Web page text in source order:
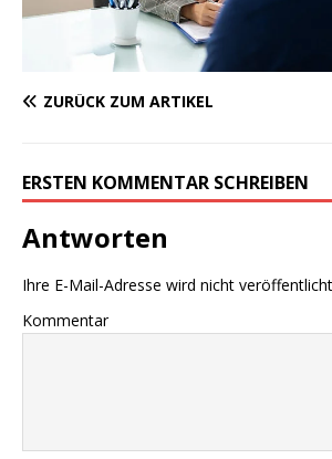
ZURÜCK ZUM ARTIKEL
ERSTEN KOMMENTAR SCHREIBEN
Antworten
Ihre E-Mail-Adresse wird nicht
Kommentar